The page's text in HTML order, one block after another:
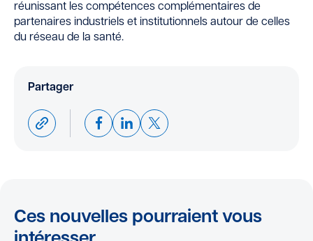
réunissant les compétences complémentaires de
partenaires industriels et institutionnels autour de celles
du réseau de la santé.
Partager
Ces nouvelles pourraient vous